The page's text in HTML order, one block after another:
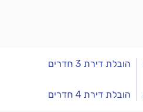
הובלת דירת 3 חדרים
הובלת דירת 4 חדרים